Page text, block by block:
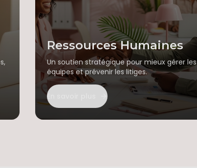
Ressources Humaines
Un soutien stratégique pour mieux gérer les
équipes et prévenir les litiges.
En savoir plus